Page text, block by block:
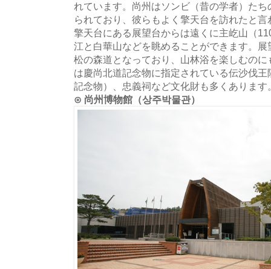
れています。尚州はソンビ（昔の学者）た
られており、彼らもよく擎天台を訪れたと言
擎天台にある展望台からは遠くに主屹山（
江と白華山などを眺めることができます。
松の森道となっており、山林浴を楽しむの
は慶尚北道記念物に指定されている伝沙伐
記念物）、忠義祠など文化財も多くあります
⊙ 尚州博物館（상주박물관）